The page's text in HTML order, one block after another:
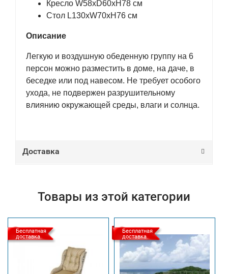
Кресло W58xD60xH78 см
Стол L130хW70xH76 см
Описание
Легкую и воздушную обеденную группу на 6
персон можно разместить в доме, на даче, в
беседке или под навесом. Не требует особого
ухода, не подвержен разрушительному
влиянию окружающей среды, влаги и солнца.
Доставка
Товары из этой категории
Бесплатная
доставка
Бесплатная
доставка